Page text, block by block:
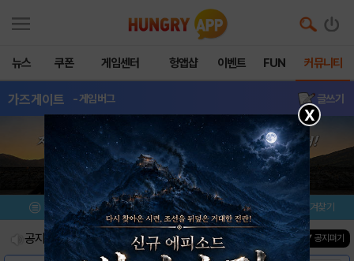
뉴스 쿠폰 게임센터 헝앱샵 이벤트 FUN 커뮤니티
가즈게이트 - 게임버그 글쓰기
메뉴 이벤트/미션 설치/평가 즐겨찾기
공지사항 진행중인 이벤트0건 ▼ 공지펴기
X